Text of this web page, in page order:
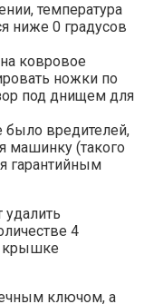
температура
ниже 0 градусов
ковровое
ножки по
под днищем для
вредителей,
машинку (такого
гарантийным
4
крышке
ключом, а